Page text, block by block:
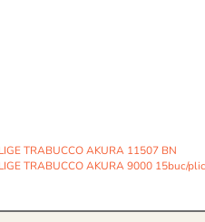
TRABUCCO AKURA 11507 BN
TRABUCCO AKURA 9000 15buc/plic